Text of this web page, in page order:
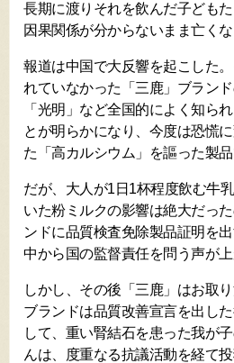
長期に渡りそれを飲んだ子ども
因果関係が分からないまま亡く
報道は中国で大反響を起こした
れていなかった「三鹿」ブラン
「光明」など全国的によく知ら
とが明らかになり、今度は恐慌
た「高カルシウム」を謳った製
だが、大人が1日1杯程度飲む牛
いた粉ミルクの影響は絶大だっ
ンドに品質検査免除製品証明を
中から国の監督責任を問う声が上
しかし、その後「三鹿」はお取
ブランドは品質改善宣言を出し
して、重い腎結石を患った我が
んは、度重なる抗議活動を経て